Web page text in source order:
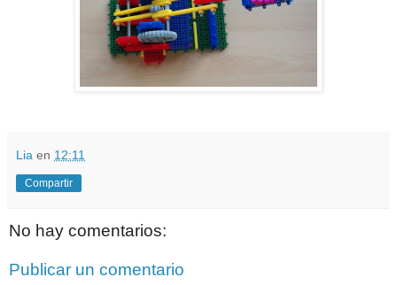
Lia en 12:11
Compartir
No hay comentarios:
Publicar un comentario